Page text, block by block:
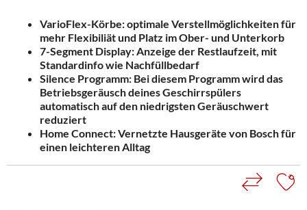
VarioFlex-Körbe: optimale Verstellmöglichkeiten für
mehr Flexibiliät und Platz im Ober- und Unterkorb
7-Segment Display: Anzeige der Restlaufzeit, mit
Standardinfo wie Nachfüllbedarf
Silence Programm: Bei diesem Programm wird das
Betriebsgeräusch deines Geschirrspülers
automatisch auf den niedrigsten Geräuschwert
reduziert
Home Connect: Vernetzte Hausgeräte von Bosch für
einen leichteren Alltag